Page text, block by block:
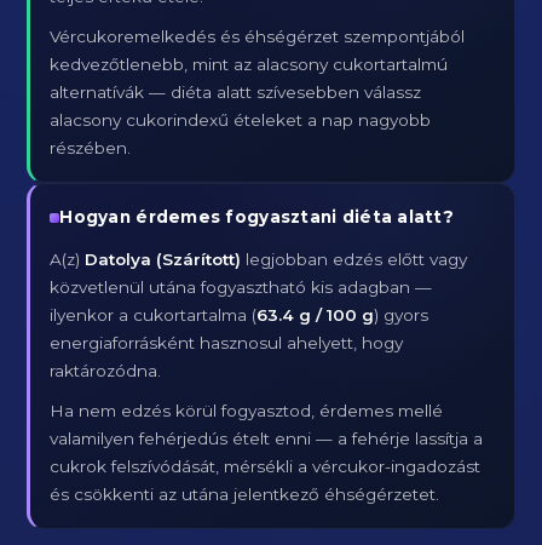
Vércukoremelkedés és éhségérzet szempontjából
kedvezőtlenebb, mint az alacsony cukortartalmú
alternatívák — diéta alatt szívesebben válassz
alacsony cukorindexű ételeket a nap nagyobb
részében.
Hogyan érdemes fogyasztani diéta alatt?
A(z) Datolya (Szárított) legjobban edzés előtt vagy
közvetlenül utána fogyasztható kis adagban —
ilyenkor a cukortartalma (63.4 g / 100 g) gyors
energiaforrásként hasznosul ahelyett, hogy
raktározódna.
Ha nem edzés körül fogyasztod, érdemes mellé
valamilyen fehérjedús ételt enni — a fehérje lassítja a
cukrok felszívódását, mérsékli a vércukor-ingadozást
és csökkenti az utána jelentkező éhségérzetet.